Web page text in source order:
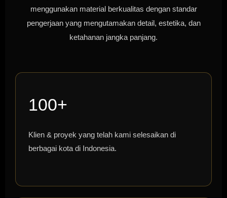
menggunakan material berkualitas dengan standar
pengerjaan yang mengutamakan detail, estetika, dan
ketahanan jangka panjang.
100+
Klien & proyek yang telah kami selesaikan di
berbagai kota di Indonesia.